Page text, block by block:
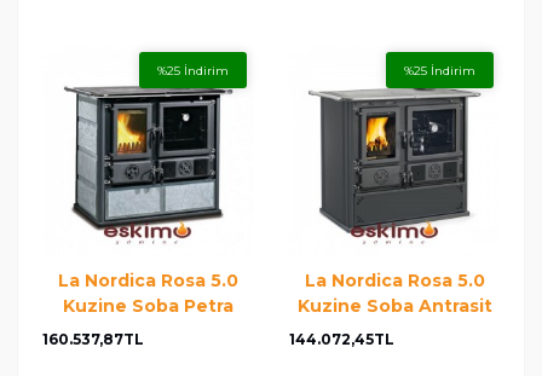
%25 İndirim
La Nordica Rosa 5.0
Kuzine Soba Petra
160.537,87TL
%25 İndirim
La Nordica Rosa 5.0
Kuzine Soba Antrasit
144.072,45TL